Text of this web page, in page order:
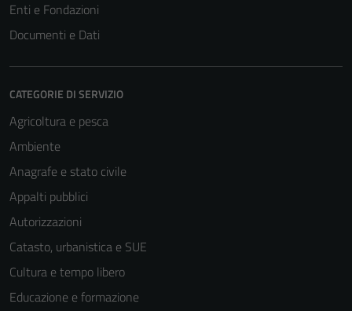
Enti e Fondazioni
Documenti e Dati
CATEGORIE DI SERVIZIO
Agricoltura e pesca
Ambiente
Anagrafe e stato civile
Appalti pubblici
Autorizzazioni
Catasto, urbanistica e SUE
Cultura e tempo libero
Educazione e formazione